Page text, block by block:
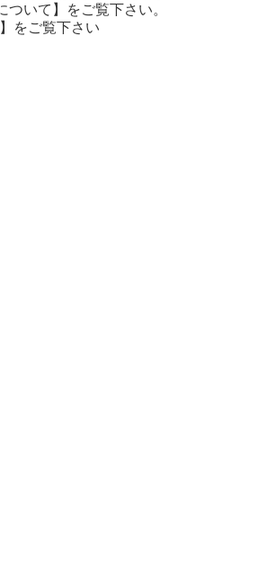
ついて】
をご覧下さい。
をご覧下さい